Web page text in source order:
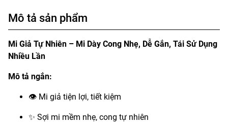
Mô tả sản phẩm
Mi Giả Tự Nhiên – Mi Dày Cong Nhẹ, Dễ Gắn, Tái Sử Dụng
Nhiều Lần
Mô tả ngắn:
👁 Mi giả tiện lợi, tiết kiệm
✨ Sợi mi mềm nhẹ, cong tự nhiên